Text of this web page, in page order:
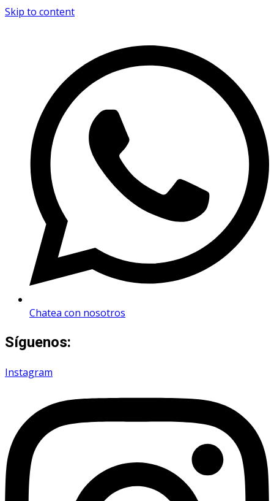
Skip to content
Chatea con nosotros
Síguenos:
Instagram